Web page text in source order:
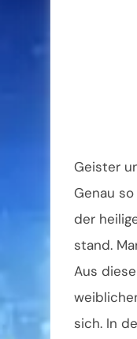
Geister
Genau
der
stand.
Aus
sich. In